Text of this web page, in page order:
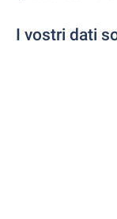
I vostri dati